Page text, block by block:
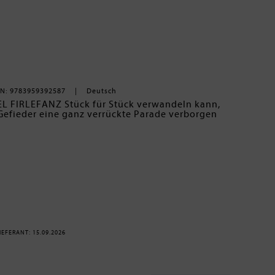
9783959392587 Deutsch
FIRLEFANZ Stück für Stück verwandeln kann,
eine ganz verrückte Parade verborgen
ulkiges Getier aus den Falten des Buches
in den schönen Vogel Firlefanz.
von Christian Kämpf wird besonders
Cartoon Art ein Lächeln ins Gesicht
Hartmann ist dieser begehrte Liebhabertitel
15.09.2026